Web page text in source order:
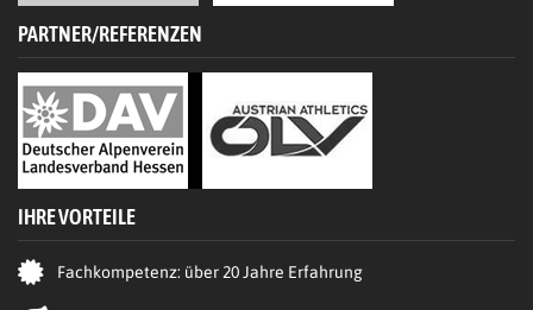
PARTNER/REFERENZEN
IHRE VORTEILE
Fachkompetenz: über 20 Jahre Erfahrung